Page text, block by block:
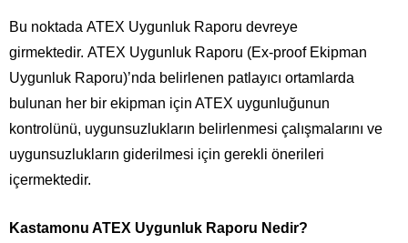
Bu noktada ATEX Uygunluk Raporu devreye
girmektedir. ATEX Uygunluk Raporu (Ex-proof Ekipman
Uygunluk Raporu)’nda belirlenen patlayıcı ortamlarda
bulunan her bir ekipman için ATEX uygunluğunun
kontrolünü, uygunsuzlukların belirlenmesi çalışmalarını ve
uygunsuzlukların giderilmesi için gerekli önerileri
içermektedir.
Kastamonu ATEX Uygunluk Raporu Nedir?